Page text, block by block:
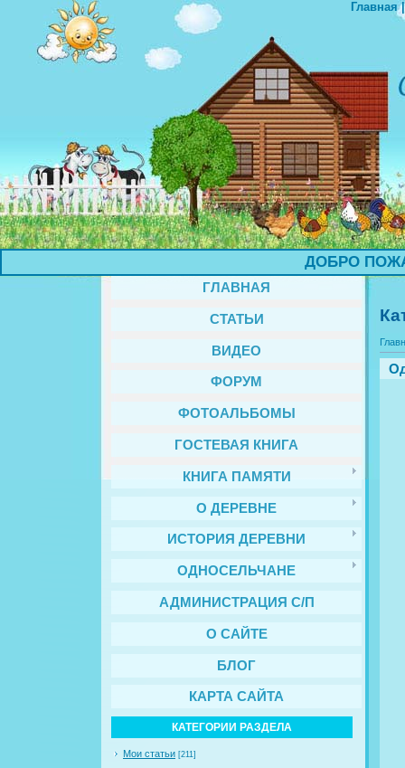
Главная
ДОБРО
ГЛАВНАЯ
СТАТЬИ
ВИДЕО
ФОРУМ
ФОТОАЛЬБОМЫ
ГОСТЕВАЯ КНИГА
КНИГА ПАМЯТИ
О ДЕРЕВНЕ
ИСТОРИЯ ДЕРЕВНИ
ОДНОСЕЛЬЧАНЕ
АДМИНИСТРАЦИЯ С/П
О САЙТЕ
БЛОГ
КАРТА САЙТА
КАТЕГОРИИ РАЗДЕЛА
Мои статьи [211]